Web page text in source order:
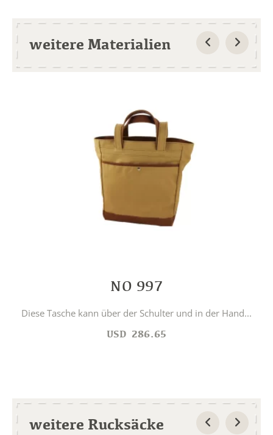
weitere Materialien
NO 997
Diese Tasche kann über der Schulter und in der Hand...
USD 286.65
weitere Rucksäcke